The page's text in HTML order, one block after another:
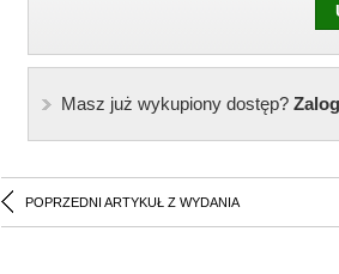
Masz już wykupiony dostęp?
POPRZEDNI ARTYKUŁ Z WYDANIA